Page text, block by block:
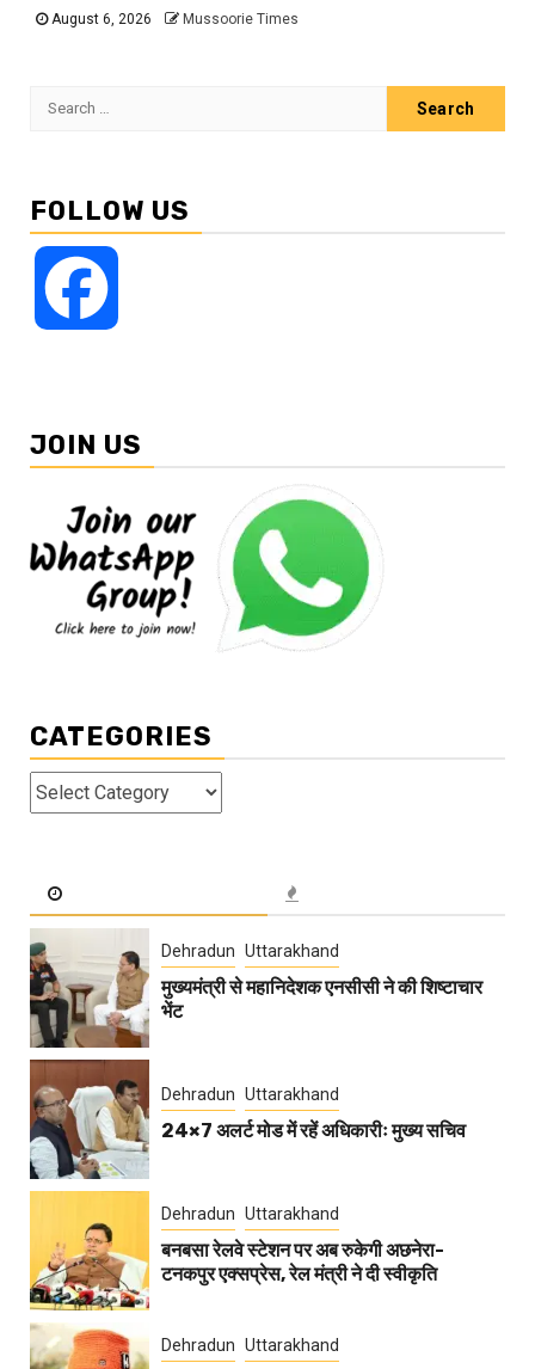
August 6, 2026 Mussoorie Times
Search
FOLLOW US
JOIN US
CATEGORIES
Categories
Dehradun Uttarakhand
मुख्यमंत्री से महानिदेशक एनसीसी ने की शिष्टाचार
भेंट
Dehradun Uttarakhand
24×7 अलर्ट मोड में रहें अधिकारीः मुख्य सचिव
Dehradun Uttarakhand
बनबसा रेलवे स्टेशन पर अब रुकेगी अछनेरा-
टनकपुर एक्सप्रेस, रेल मंत्री ने दी स्वीकृति
Dehradun Uttarakhand